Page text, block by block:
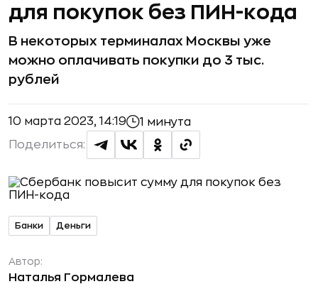
для покупок без ПИН-кода
В некоторых терминалах Москвы уже
можно оплачивать покупки до 3 тыс.
рублей
10 марта 2023, 14:19 1 минута
Поделиться:
Банки Деньги
Автор:
Наталья Гормалева